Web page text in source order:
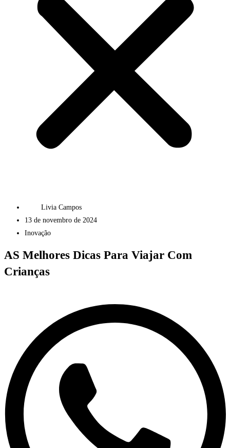
Livia Campos
13 de novembro de 2024
Inovação
AS Melhores Dicas Para Viajar Com
Crianças